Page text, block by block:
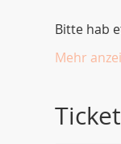
Bitte hab
Mehr